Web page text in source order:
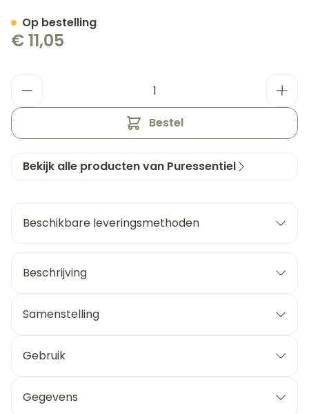
€ 11,05
Bestel
Op bestelling
Bekijk alle producten van Puressentiel
Beschikbare leveringsmethoden
Beschrijving
Samenstelling
Gebruik
Gegevens